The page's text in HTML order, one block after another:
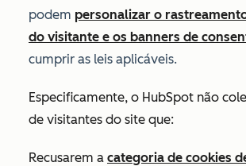
podem personalizar o
do visitante e os banners de
cumprir as leis aplicáveis.
Especificamente, o HubSpot não
de visitantes do site que:
Recusarem a categoria de cookies